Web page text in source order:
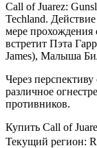
Call of Juarez:
Techland.
мере
встретит Пэта
James), Малыша
Через
различное
противников.
Купить Call of
Текущий регион: